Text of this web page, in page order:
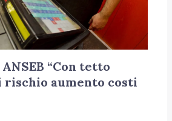
“Con tetto
rischio aumento costi